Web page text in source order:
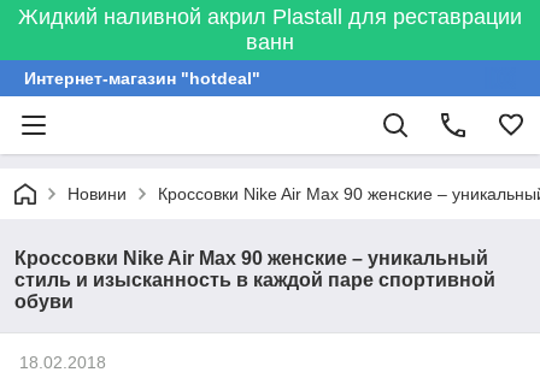
Жидкий наливной акрил Plastall для реставрации
ванн
Интернет-магазин "hotdeal"
Новини Кроссовки Nike Air Max 90 женские –
Кроссовки Nike Air Max 90 женские – уникальный
стиль и изысканность в каждой паре спортивной
обуви
18.02.2018